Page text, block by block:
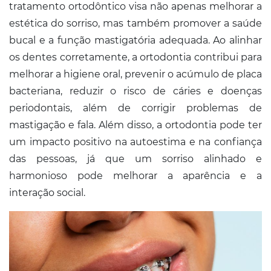
tratamento ortodôntico visa não apenas melhorar a
estética do sorriso, mas também promover a saúde
bucal e a função mastigatória adequada. Ao alinhar
os dentes corretamente, a ortodontia contribui para
melhorar a higiene oral, prevenir o acúmulo de placa
bacteriana, reduzir o risco de cáries e doenças
periodontais, além de corrigir problemas de
mastigação e fala. Além disso, a ortodontia pode ter
um impacto positivo na autoestima e na confiança
das pessoas, já que um sorriso alinhado e
harmonioso pode melhorar a aparência e a
interação social.